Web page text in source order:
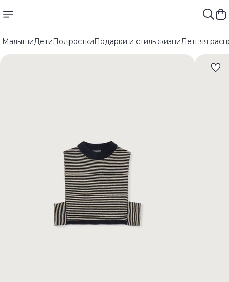
МалышиДетиПодросткиПодарки и стиль жизниЛетняя